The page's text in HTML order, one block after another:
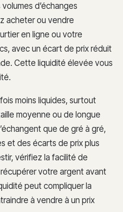
d’échanges
acheter ou vendre
en ligne ou votre
avec un écart de prix réduit
Cette liquidité élevée vous
moins liquides, surtout
moyenne ou de longue
que de gré à gré,
et des écarts de prix plus
vérifiez la facilité de
votre argent avant
peut compliquer la
à vendre à un prix